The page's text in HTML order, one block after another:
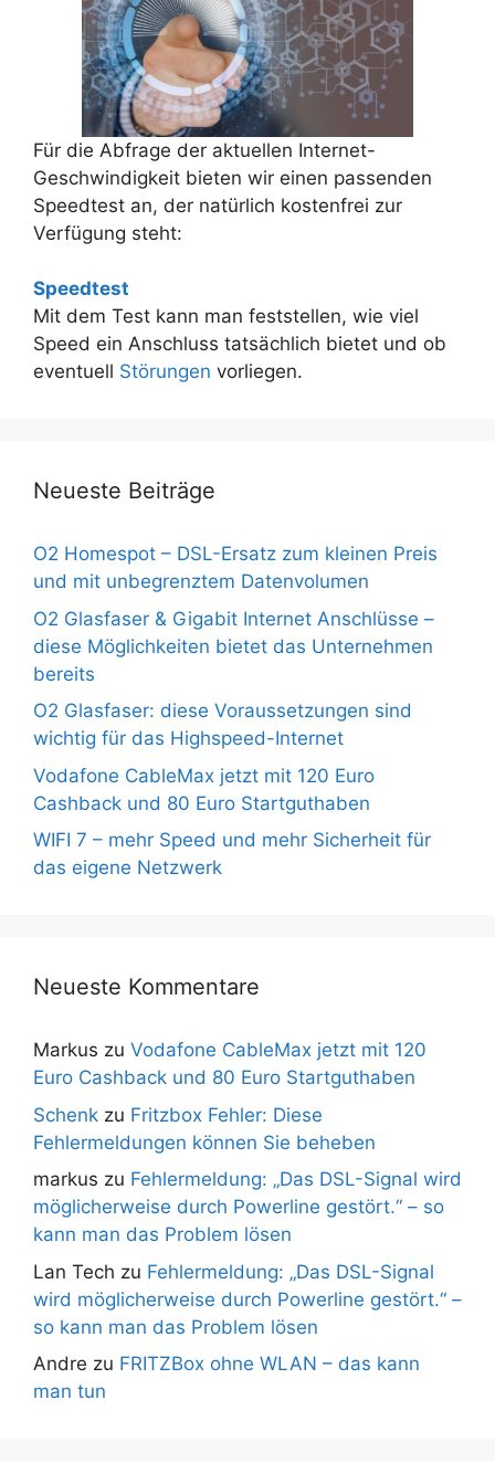
Für die Abfrage der aktuellen Internet-
Geschwindigkeit bieten wir einen passenden
Speedtest an, der natürlich kostenfrei zur
Verfügung steht:
Speedtest
Mit dem Test kann man feststellen, wie viel
Speed ein Anschluss tatsächlich bietet und ob
eventuell Störungen vorliegen.
Neueste Beiträge
O2 Homespot – DSL-Ersatz zum kleinen Preis
und mit unbegrenztem Datenvolumen
O2 Glasfaser & Gigabit Internet Anschlüsse –
diese Möglichkeiten bietet das Unternehmen
bereits
O2 Glasfaser: diese Voraussetzungen sind
wichtig für das Highspeed-Internet
Vodafone CableMax jetzt mit 120 Euro
Cashback und 80 Euro Startguthaben
WIFI 7 – mehr Speed und mehr Sicherheit für
das eigene Netzwerk
Neueste Kommentare
Markus zu Vodafone CableMax jetzt mit 120
Euro Cashback und 80 Euro Startguthaben
Schenk zu Fritzbox Fehler: Diese
Fehlermeldungen können Sie beheben
markus zu Fehlermeldung: „Das DSL-Signal wird
möglicherweise durch Powerline gestört.“ – so
kann man das Problem lösen
Lan Tech zu Fehlermeldung: „Das DSL-Signal
wird möglicherweise durch Powerline gestört.“ –
so kann man das Problem lösen
Andre zu FRITZBox ohne WLAN – das kann
man tun